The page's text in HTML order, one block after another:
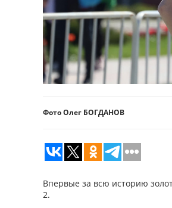
Фото Олег БОГДАНОВ
Впервые за всю историю
2.